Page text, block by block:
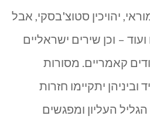
יהויכין סטוצ'בסקי, אבל
– וכן שירים ישראליים
קאמריים. מסורות
יתקיימו חזרות
העליון ומפגשים